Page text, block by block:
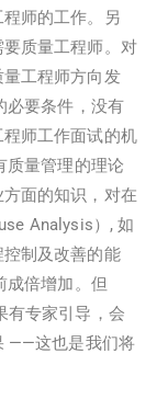
师的工作。另
质量工程师。对
工程师方向发
必要条件，没有
师工作面试的机
质量管理的理论
面的知识，对在
Analysis）, 如
制及改善的能
成倍增加。但
有专家引导，会
——这也是我们将